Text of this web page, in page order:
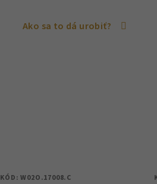
Ako sa to dá urobiť?
KÓD:W02O.17008.C